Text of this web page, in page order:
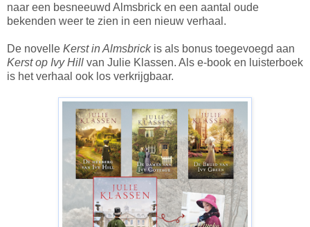
naar een besneeuwd Almsbrick en een aantal oude
bekenden weer te zien in een nieuw verhaal.
De novelle Kerst in Almsbrickis als bonus toegevoegd aan
Kerst op Ivy Hill van Julie Klassen. Als e-book en luisterboek
is het verhaal ook los verkrijgbaar.